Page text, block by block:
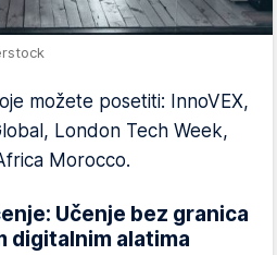
možete posetiti: InnoVEX,
London Tech Week,
Morocco.
Učenje bez granica
digitalnim alatima